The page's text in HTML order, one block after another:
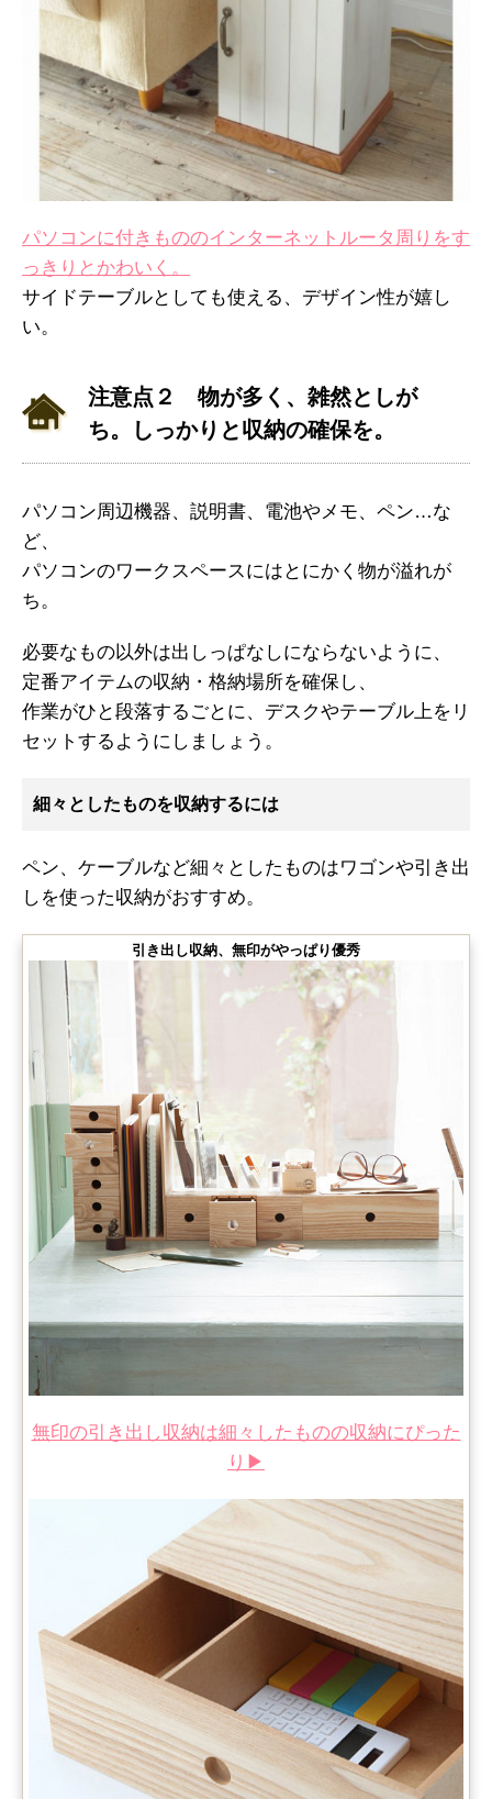
パソコンに付きもののインターネットルータ周りをす
っきりとかわいく。
サイドテーブルとしても使える、デザイン性が嬉し
い。
注意点２ 物が多く、雑然としが
ち。しっかりと収納の確保を。
パソコン周辺機器、説明書、電池やメモ、ペン…な
ど、
パソコンのワークスペースにはとにかく物が溢れが
ち。
必要なもの以外は出しっぱなしにならないように、
定番アイテムの収納・格納場所を確保し、
作業がひと段落するごとに、デスクやテーブル上をリ
セットするようにしましょう。
細々としたものを収納するには
ペン、ケーブルなど細々としたものはワゴンや引き出
しを使った収納がおすすめ。
引き出し収納、無印がやっぱり優秀
無印の引き出し収納は細々したものの収納にぴった
り▶